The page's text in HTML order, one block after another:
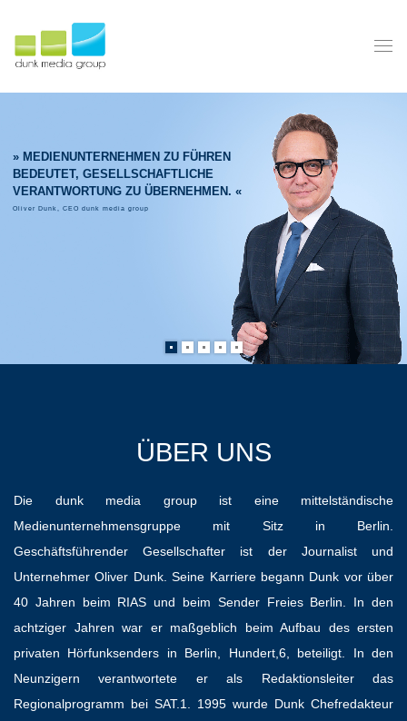
ÜBER UNS
Die dunk media group ist eine mittelständische
Medienunternehmensgruppe mit Sitz in Berlin.
Geschäftsführender Gesellschafter ist der Journalist und
Unternehmer Oliver Dunk. Seine Karriere begann Dunk vor über
40 Jahren beim RIAS und beim Sender Freies Berlin. In den
achtziger Jahren war er maßgeblich beim Aufbau des ersten
privaten Hörfunksenders in Berlin, Hundert,6, beteiligt. In den
Neunzigern verantwortete er als Redaktionsleiter das
Regionalprogramm bei SAT.1. 1995 wurde Dunk Chefredakteur